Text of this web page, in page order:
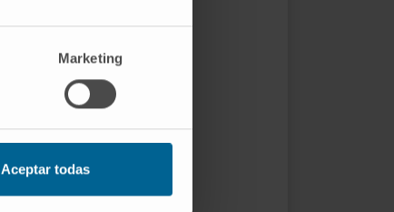
Marketing
Aceptar todas